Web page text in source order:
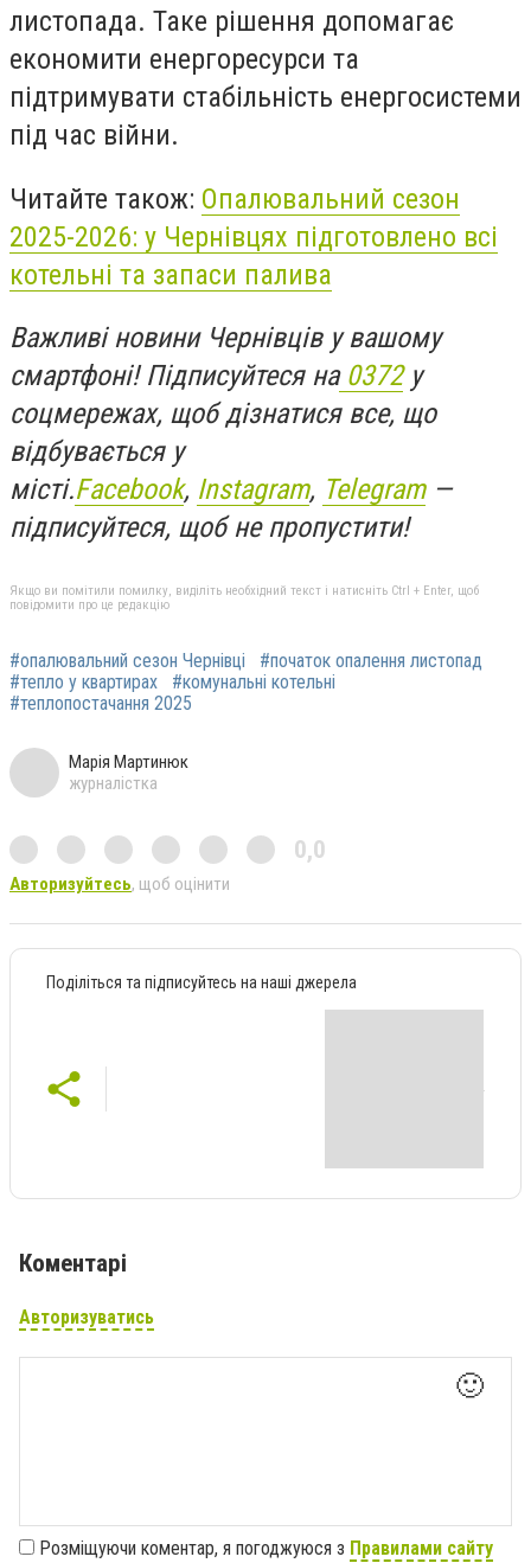
листопада. Таке рішення допомагає
економити енергоресурси та
підтримувати стабільність енергосистеми
під час війни.
Читайте також: Опалювальний сезон
2025-2026: у Чернівцях підготовлено всі
котельні та запаси палива
Важливі новини Чернівців у вашому
смартфоні! Підписуйтеся на0372у
соцмережах, щоб дізнатися все, що
відбувається у
місті.Facebook, Instagram, Telegram—
підписуйтеся, щоб не пропустити!
Якщо ви помітили помилку, виділіть необхідний текст і натисніть Ctrl + Enter, щоб
повідомити про це редакцію
#опалювальний сезон Чернівці
#початок опалення листопад
#тепло у квартирах
#комунальні котельні
#теплопостачання 2025
Марія Мартинюк
журналістка
0,0
Авторизуйтесь, щоб оцінити
Поділіться та підписуйтесь на наші джерела
Коментарі
Авторизуватись
🙂
Розміщуючи коментар, я погоджуюся з Правилами сайту